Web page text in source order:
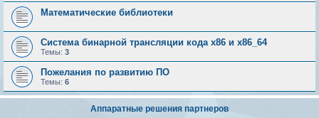
Математические библиотеки
Система бинарной трансляции кода х86 и х86_64
Темы: 3
Пожелания по развитию ПО
Темы: 6
Аппаратные решения партнеров